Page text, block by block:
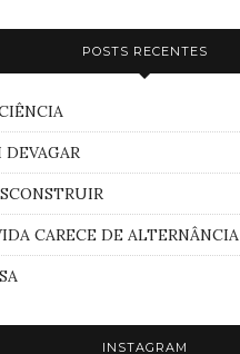
POSTS RECENTES
DEVAGAR
CARECE DE ALTERNÂNCIA
INSTAGRAM